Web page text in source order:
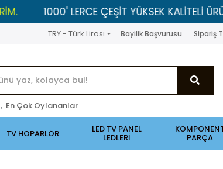
1000' LERCE ÇEŞİT YÜKSEK KALİTELİ ÜRÜNLER
TRY - Türk Lirası Bayilik Başvurusu Sipariş
, En Çok Oylananlar
TV HOPARLÖR LED TV PANEL
LEDLERİ PARÇA